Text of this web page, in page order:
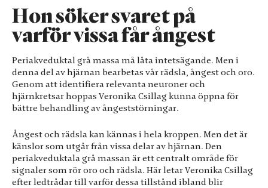
Hon söker svaret på
varför vissa får ångest
Periakveduktal grå massa må låta intetsägande. Men i
denna del av hjärnan bearbetas vår rädsla, ångest och oro.
Genom att identifiera relevanta neuroner och
hjärnkretsar hoppas Veronika Csillag kunna öppna för
bättre behandling av ångeststörningar.
Ångest och rädsla kan kännas i hela kroppen. Men det är
känslor som utgår från vissa delar av hjärnan. Den
periakveduktala grå massan är ett centralt område för
signaler som rör oro och rädsla. Här letar Veronika Csillag
efter ledtrådar till varför dessa tillstånd ibland blir